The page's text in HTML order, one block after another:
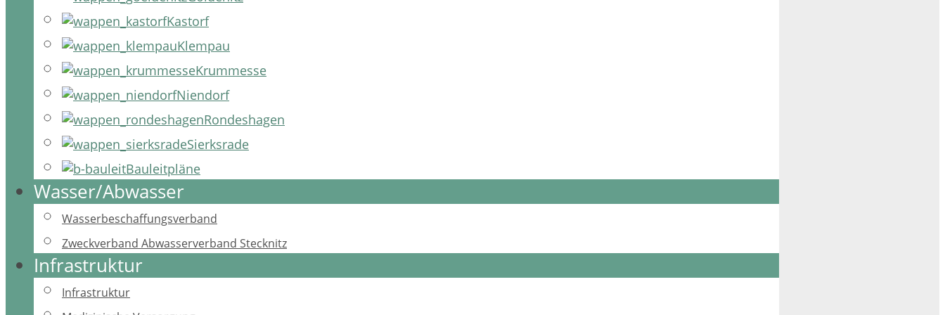
Kastorf
Klempau
Krummesse
Niendorf
Rondeshagen
Sierksrade
Bauleitpläne
Wasser/Abwasser
Wasserbeschaffungsverband
Zweckverband Abwasserverband Stecknitz
Infrastruktur
Infrastruktur